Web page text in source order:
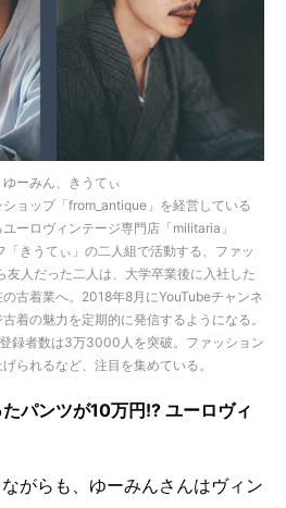
ーみん、きうてぃ
ョップ「from_antique」を経営している
ーロヴィンテージ専門店「militaria」
「きうてぃ」の二人組で活動する、ファッ
友人だった二人は、大学卒業後に入社した
古着業へ。2018年8月にYouTubeチャンネ
着の魅力を定期的に発信するようになる。
録者数は3万3000人を突破。ファッション
られるなど、注目を集めている。
パンツが10万円!? ユーロヴィ
がらも、ゆーみんさんはヴィン